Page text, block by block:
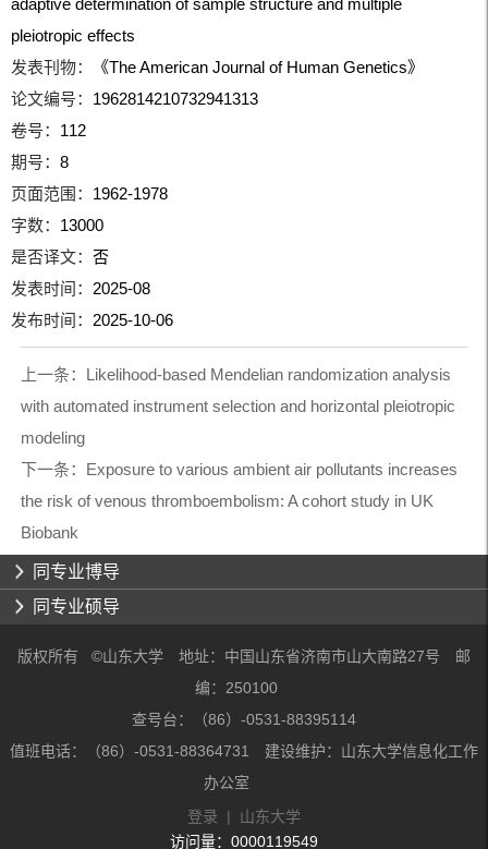
adaptive determination of sample structure and multiple
pleiotropic effects
发表刊物：
《The American Journal of Human Genetics》
论文编号： 1962814210732941313
卷号： 112
期号：8
页面范围： 1962-1978
字数： 13000
是否译文：否
发表时间： 2025-08
发布时间： 2025-10-06
上一条： Likelihood-based Mendelian randomization analysis
with automated instrument selection and horizontal pleiotropic
modeling
下一条： Exposure to various ambient air pollutants increases
the risk of venous thromboembolism: A cohort study in UK
Biobank
同专业博导
同专业硕导
版权所有 ©山东大学 地址：中国山东省济南市山大南路27号 邮
编：250100
查号台：（86）-0531-88395114
值班电话：（86）-0531-88364731 建设维护：山东大学信息化工作
办公室
登录 | 山东大学
访问量： 0000119549